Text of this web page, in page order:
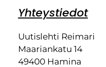
Yhteystiedot
Uutislehti Reimari
Maariankatu 14
49400 Hamina